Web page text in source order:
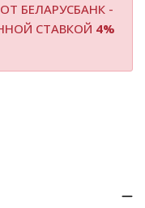
БЕЛАРУСБАНК -
СТАВКОЙ 4%